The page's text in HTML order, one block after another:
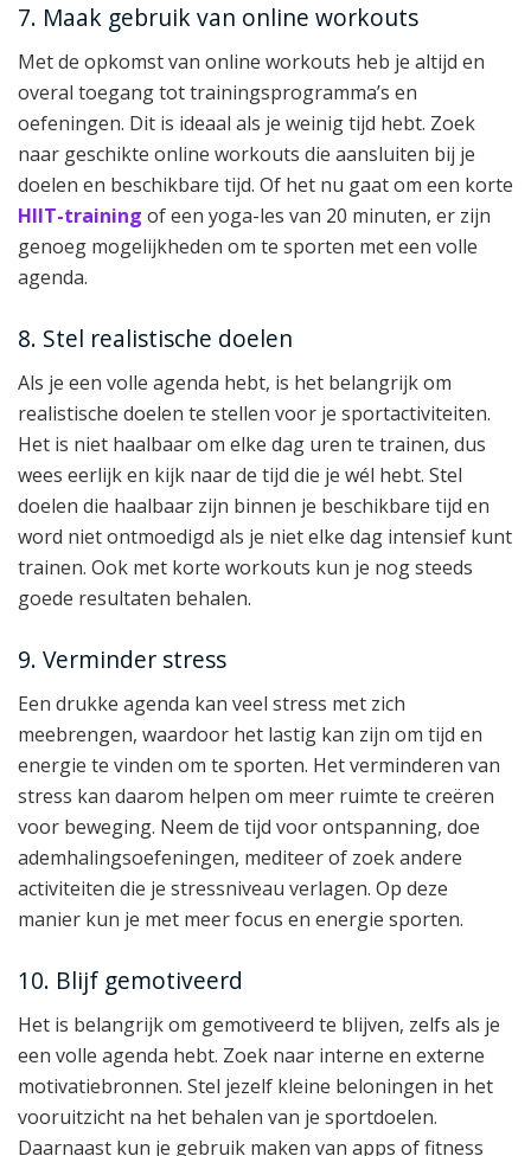
7. Maak gebruik van online workouts
Met de opkomst van online workouts heb je altijd en
overal toegang tot trainingsprogramma’s en
oefeningen. Dit is ideaal als je weinig tijd hebt. Zoek
naar geschikte online workouts die aansluiten bij je
doelen en beschikbare tijd. Of het nu gaat om een korte
HIIT-training of een yoga-les van 20 minuten, er zijn
genoeg mogelijkheden om te sporten met een volle
agenda.
8. Stel realistische doelen
Als je een volle agenda hebt, is het belangrijk om
realistische doelen te stellen voor je sportactiviteiten.
Het is niet haalbaar om elke dag uren te trainen, dus
wees eerlijk en kijk naar de tijd die je wél hebt. Stel
doelen die haalbaar zijn binnen je beschikbare tijd en
word niet ontmoedigd als je niet elke dag intensief kunt
trainen. Ook met korte workouts kun je nog steeds
goede resultaten behalen.
9. Verminder stress
Een drukke agenda kan veel stress met zich
meebrengen, waardoor het lastig kan zijn om tijd en
energie te vinden om te sporten. Het verminderen van
stress kan daarom helpen om meer ruimte te creëren
voor beweging. Neem de tijd voor ontspanning, doe
ademhalingsoefeningen, mediteer of zoek andere
activiteiten die je stressniveau verlagen. Op deze
manier kun je met meer focus en energie sporten.
10. Blijf gemotiveerd
Het is belangrijk om gemotiveerd te blijven, zelfs als je
een volle agenda hebt. Zoek naar interne en externe
motivatiebronnen. Stel jezelf kleine beloningen in het
vooruitzicht na het behalen van je sportdoelen.
Daarnaast kun je gebruik maken van apps of fitness